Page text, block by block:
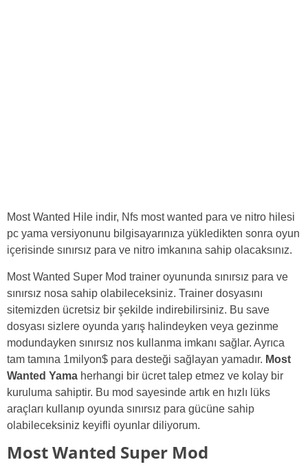
Most Wanted Hile indir, Nfs most wanted para ve nitro hilesi
pc yama versiyonunu bilgisayarınıza yükledikten sonra oyun
içerisinde sınırsız para ve nitro imkanına sahip olacaksınız.
Most Wanted Super Mod trainer oyununda sınırsız para ve
sınırsız nosa sahip olabileceksiniz. Trainer dosyasını
sitemizden ücretsiz bir şekilde indirebilirsiniz. Bu save
dosyası sizlere oyunda yarış halindeyken veya gezinme
modundayken sınırsız nos kullanma imkanı sağlar. Ayrıca
tam tamına 1milyon$ para desteği sağlayan yamadır. Most
Wanted Yama herhangi bir ücret talep etmez ve kolay bir
kuruluma sahiptir. Bu mod sayesinde artık en hızlı lüks
araçları kullanıp oyunda sınırsız para gücüne sahip
olabileceksiniz keyifli oyunlar diliyorum.
Most Wanted Super Mod